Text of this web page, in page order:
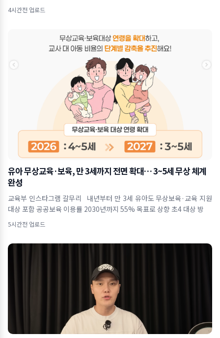
4시간전 업로드
유아 무상교육·보육, 만 3세까지 전면 확대… 3~5세 무상 체계
완성
교육부 인스타그램 갈무리 내년부터 만 3세 유아도 무상보육·교육 지원
대상 포함 공공보육 이용률 2030년까지 55% 목표로 상향 초4 대상 방
5시간전 업로드